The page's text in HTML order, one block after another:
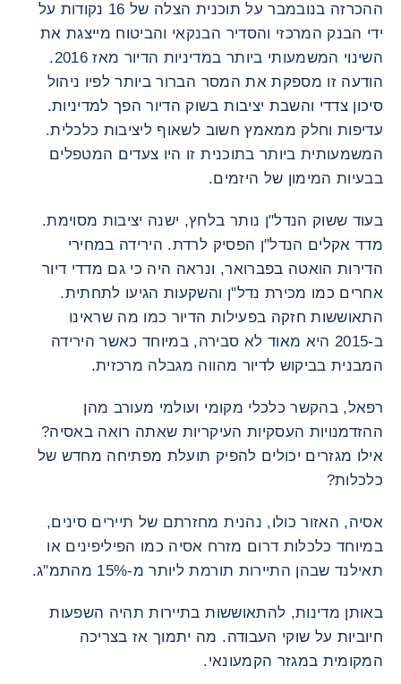
ההכרזה בנובמבר על תוכנית הצלה של 16 נקודות על
ידי הבנק המרכזי והסדיר הבנקאי והביטוח מייצגת את
השינוי המשמעותי ביותר במדיניות הדיור מאז 2016.
הודעה זו מספקת את המסר הברור ביותר לפיו ניהול
סיכון צדדי והשבת יציבות בשוק הדיור הפך למדיניות.
עדיפות וחלק ממאמץ חשוב לשאוף ליציבות כלכלית.
המשמעותית ביותר בתוכנית זו היו צעדים המטפלים
בבעיות המימון של היזמים.
בעוד ששוק הנדל"ן נותר בלחץ, ישנה יציבות מסוימת.
מדד אקלים הנדל"ן הפסיק לרדת. הירידה במחירי
הדירות הואטה בפברואר, ונראה היה כי גם מדדי דיור
אחרים כמו מכירת נדל"ן והשקעות הגיעו לתחתית.
התאוששות חזקה בפעילות הדיור כמו מה שראינו
ב-2015 היא מאוד לא סבירה, במיוחד כאשר הירידה
המבנית בביקוש לדיור מהווה מגבלה מרכזית.
רפאל, בהקשר כלכלי מקומי ועולמי מעורב מהן
ההזדמנויות העסקיות העיקריות שאתה רואה באסיה?
אילו מגזרים יכולים להפיק תועלת מפתיחה מחדש של
כלכלות?
אסיה, האזור כולו, נהנית מחזרתם של תיירים סינים,
במיוחד כלכלות דרום מזרח אסיה כמו הפיליפינים או
תאילנד שבהן התיירות תורמת ליותר מ-15% מהתמ"ג.
באותן מדינות, להתאוששות בתיירות תהיה השפעות
חיוביות על שוקי העבודה. מה יתמוך אז בצריכה
המקומית במגזר הקמעונאי.